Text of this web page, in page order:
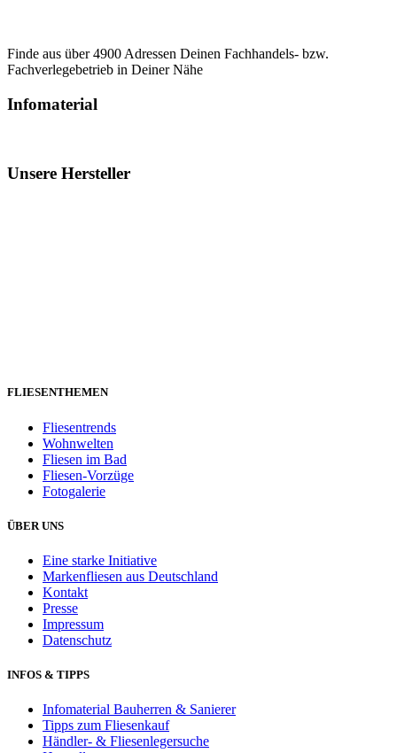
Finde aus über 4900 Adressen Deinen Fachhandels- bzw.
Fachverlegebetrieb in Deiner Nähe
Infomaterial
Unsere Hersteller
FLIESENTHEMEN
Fliesentrends
Wohnwelten
Fliesen im Bad
Fliesen-Vorzüge
Fotogalerie
ÜBER UNS
Eine starke Initiative
Markenfliesen aus Deutschland
Kontakt
Presse
Impressum
Datenschutz
INFOS & TIPPS
Infomaterial Bauherren & Sanierer
Tipps zum Fliesenkauf
Händler- & Fliesenlegersuche